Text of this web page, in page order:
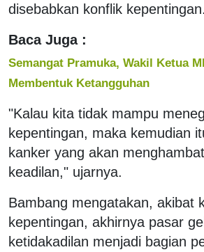
disebabkan konflik kepentingan.
Baca Juga :
Semangat Pramuka, Wakil Ketua
Membentuk Ketangguhan
"Kalau kita tidak mampu
kepentingan, maka kemudian
kanker yang akan
keadilan," ujarnya.
Bambang mengatakan, akibat
kepentingan, akhirnya pasar
ketidakadilan menjadi bagian